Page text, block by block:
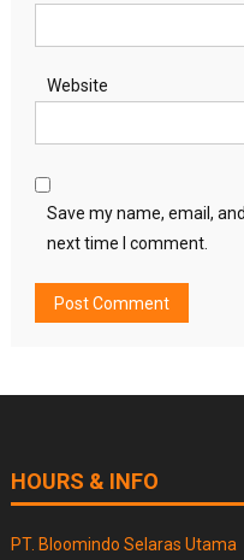
Website
Save my name, email,
next time I comment.
HOURS & INFO
PT. Bloomindo Selaras Utama